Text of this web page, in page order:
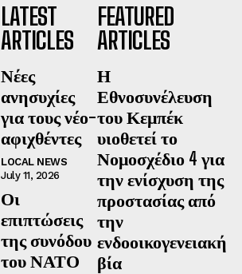
LATEST
ARTICLES
Νέες
ανησυχίες
για τους νέο-
αφιχθέντες
LOCAL NEWS
July 11, 2026
Οι
επιπτώσεις
της συνόδου
του ΝΑΤΟ
FEATURED
ARTICLES
Η
Εθνοσυνέλευση
του Κεμπέκ
υιοθετεί το
Νομοσχέδιο 4 για
την ενίσχυση της
προστασίας από
την
ενδοοικογενειακή
βία